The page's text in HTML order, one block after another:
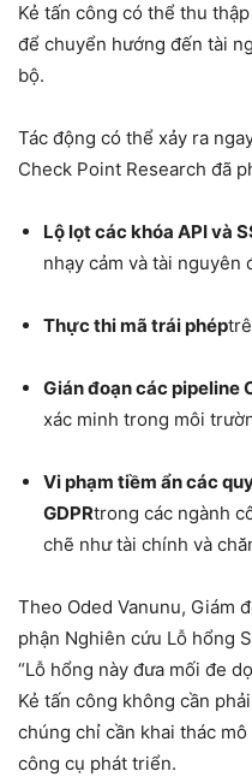
Kẻ tấn công có thể thu
để chuyển hướng đến tài
bộ.
Tác động có thể xảy ra
Check Point Research đã
Lộ lọt các khóa API và
nhạy cảm và tài nguyên
Thực thi mã trái phép
Gián đoạn các pipeline
xác minh trong môi
Vi phạm tiềm ẩn các
GDPRtrong các ngành
chẽ như tài chính và
Theo Oded Vanunu, Giám
phận Nghiên cứu Lỗ hổng
“Lỗ hổng này đưa mối đe
Kẻ tấn công không cần
chúng chỉ cần khai thác
công cụ phát triển.